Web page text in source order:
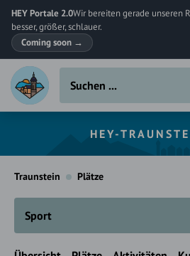
HEY Portale 2.0Wir bereiten gerade unseren
besser, größer, schlauer.
Coming soon →
HEY-
Traunstein Plätze
Sport